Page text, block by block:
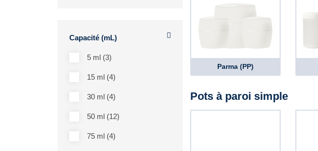
Capacité (mL)
5 ml (3)
15 ml (4)
30 ml (4)
50 ml (12)
75 ml (4)
Parma (PP)
Pots à paroi simple